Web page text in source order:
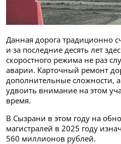
Данная дорога традиционно
и за последние десять лет
скоростного режима не раз
аварии. Карточный ремонт
дополнительные сложности,
удвоить внимание на этом
время.
В Сызрани в этом году на
магистралей в 2025 году
560 миллионов рублей.